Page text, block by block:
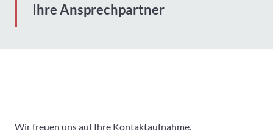
Ihre Ansprechpartner
Wir freuen uns auf Ihre Kontaktaufnahme.